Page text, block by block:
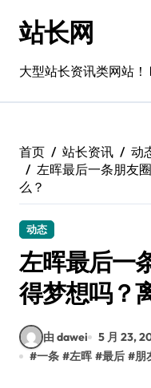
站长网
大型站长资讯类网站
首页 站长资讯 动
左晖最后一条朋友
么？
动态
左晖最后一
得梦想吗？
由 dawei 5 月 23,
#一条 #左晖 #最后 #朋